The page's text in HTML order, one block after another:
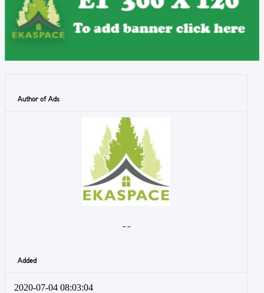
Author of Ads
- -
Added
2020-07-04 08:03:04